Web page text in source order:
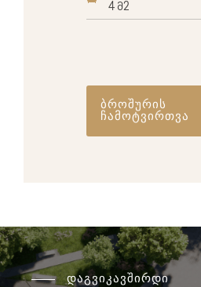
4 მ2
ბროშურის
ჩამოტვირთვა
დაგვიკავშირდი